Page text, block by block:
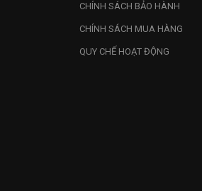
CHÍNH SÁCH BẢO HÀNH
CHÍNH SÁCH MUA HÀNG
QUY CHẾ HOẠT ĐỘNG